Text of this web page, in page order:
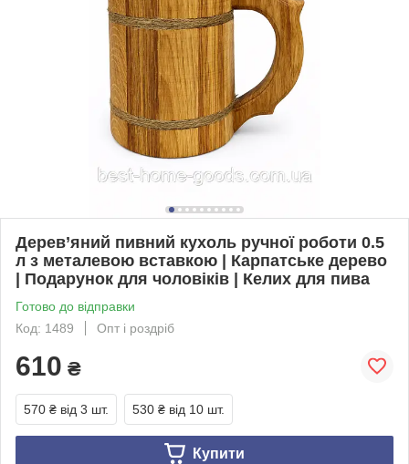
Дерев’яний пивний кухоль ручної роботи 0.5
л з металевою вставкою | Карпатське дерево
| Подарунок для чоловіків | Келих для пива
Готово до відправки
Код: 1489
Опт і роздріб
610 ₴
570 ₴ від 3 шт. 530 ₴ від 10 шт.
Купити